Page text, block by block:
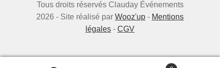
Tous droits réservés Clauday Événements
2026 - Site réalisé par Wooz'up - Mentions
légales - CGV